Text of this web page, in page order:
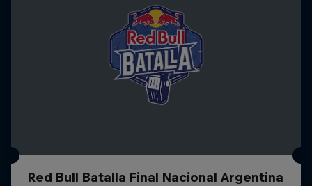
Red Bull Batalla Final Nacional Argentina